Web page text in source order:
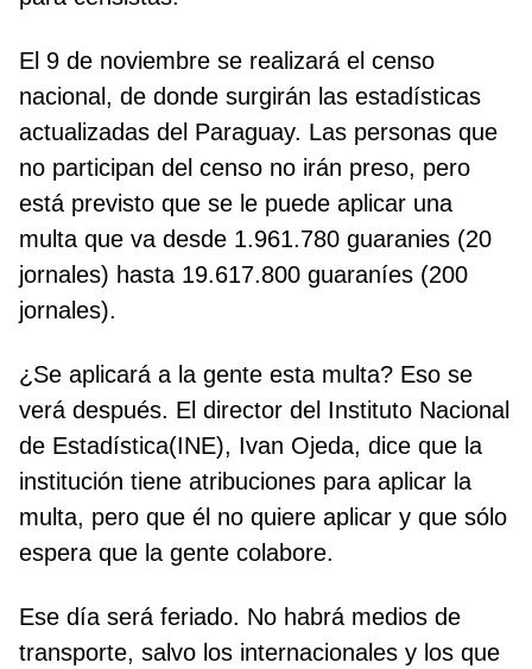
El 9 de noviembre se realizará el censo
nacional, de donde surgirán las estadísticas
actualizadas del Paraguay. Las personas que
no participan del censo no irán preso, pero
está previsto que se le puede aplicar una
multa que va desde 1.961.780 guaranies (20
jornales) hasta 19.617.800 guaraníes (200
jornales).
¿Se aplicará a la gente esta multa? Eso se
verá después. El director del Instituto Nacional
de Estadística(INE), Ivan Ojeda, dice que la
institución tiene atribuciones para aplicar la
multa, pero que él no quiere aplicar y que sólo
espera que la gente colabore.
Ese día será feriado. No habrá medios de
transporte, salvo los internacionales y los que